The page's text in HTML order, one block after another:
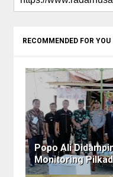
RECOMMENDED FOR YOU
Popo Ali
Monitoring